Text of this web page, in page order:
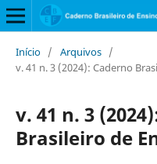
Início / Arquivos /
v. 41 n. 3 (2024): Caderno
v. 41 n. 3
Brasileiro de